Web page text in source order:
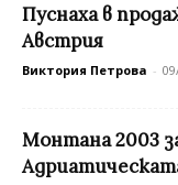
Пуснаха в
Австрия
Виктория Петрова -
Монтана 2003